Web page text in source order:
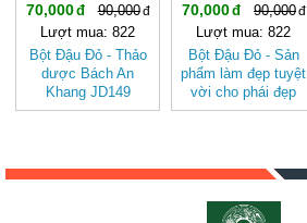
70,000
90,000
Lượt mua: 822
Bột Đậu Đỏ - Thảo
dược Bách An
Khang JD149
botdaudo
70,000
90,000
Lượt mua: 822
Bột Đậu Đỏ - Sản
phẩm làm đẹp tuyệt
vời cho phái đẹp
JD149 botdaudo